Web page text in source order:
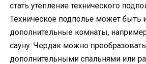
стать утепление технического
Техническое подполье может быть
дополнительные комнаты,
сауну. Чердак можно
дополнительными спальнями или